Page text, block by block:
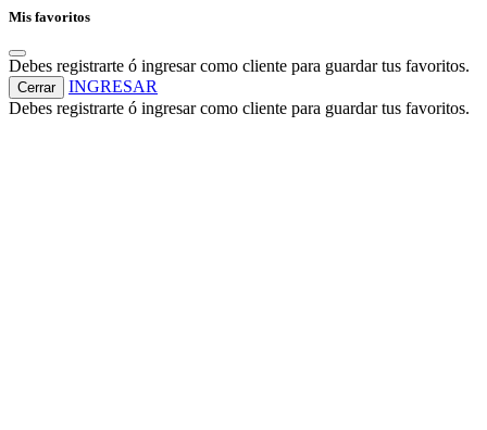
Mis favoritos
Debes registrarte ó ingresar como cliente para guardar tus favoritos.
Cerrar
INGRESAR
Debes registrarte ó ingresar como cliente para guardar tus favoritos.